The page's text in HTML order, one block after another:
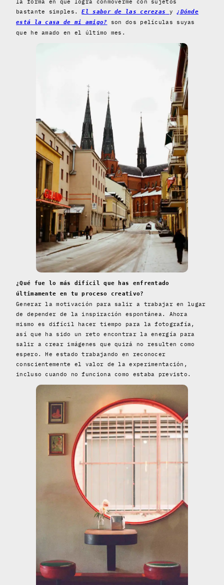
la forma en que logra conmoverme con sujetos
bastante simples.El sabor de las cerezas y¿Dónde
está la casa de mi amigo?
son dos películas suyas
que he amado en el último mes.
¿Qué fue lo más difícil que has enfrentado
últimamente en tu proceso creativo?
Generar la motivación para salir a trabajar en lugar
de depender de la inspiración espontánea. Ahora
mismo es difícil hacer tiempo para la fotografía,
así que ha sido un reto encontrar la energía para
salir a crear imágenes que quizá no resulten como
espero. He estado trabajando en reconocer
conscientemente el valor de la experimentación,
incluso cuando no funciona como estaba previsto.